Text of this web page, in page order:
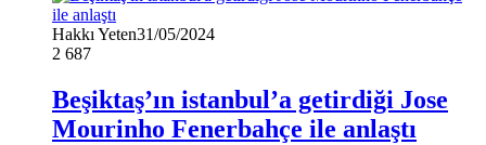
Hakkı Yeten31/05/2024
2 687
Beşiktaş’ın istanbul’a getirdiği Jose
Mourinho Fenerbahçe ile anlaştı